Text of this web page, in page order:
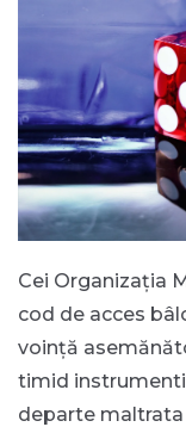
Cei Organizația
cod de acces
voință
timid
departe maltrata